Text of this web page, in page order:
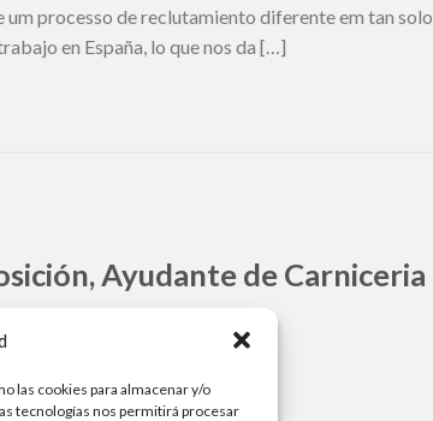
las cookies para almacenar y/o
tecnologías nos permitirá procesar
processo de reclutamiento diferente em tan solo
en España, lo que nos da […]
Ayudante de Carniceria